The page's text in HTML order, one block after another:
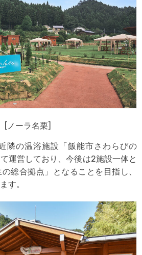
[ノーラ名栗]
隣の温浴施設「飯能市さわらびの
運営しており、今後は2施設一体と
総合拠点」となることを目指し、
す。